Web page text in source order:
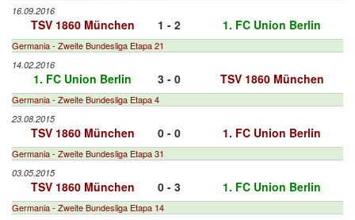
16.09.2016
TSV 1860 München 1 - 2 1. FC Union Berlin
Germania - Zweite Bundesliga Etapa 21
14.02.2016
1. FC Union Berlin 3 - 0 TSV 1860 München
Germania - Zweite Bundesliga Etapa 4
23.08.2015
TSV 1860 München 0 - 0 1. FC Union Berlin
Germania - Zweite Bundesliga Etapa 31
03.05.2015
TSV 1860 München 0 - 3 1. FC Union Berlin
Germania - Zweite Bundesliga Etapa 14